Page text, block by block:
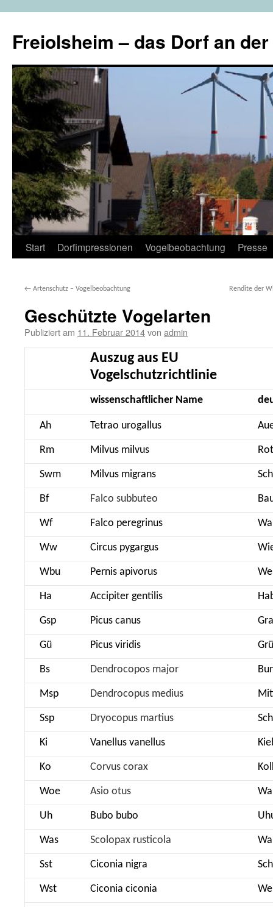
Freiolsheim – das Dorf an
Zum
springen
Start Dorfimpressionen Vogelbeobachtung Presse
← Artenschutz – Vogelbeobachtung Rendite der
Geschützte Vogelarten
Publiziert am 11. Februar 2014von admin
Auszug aus EU
Vogelschutzrichtlinie
wissenschaftlicher Name
Ah Tetrao urogallus
Rm Milvus milvus
Swm Milvus migrans
Bf Falco subbuteo
Wf Falco peregrinus
Ww Circus pygargus
Wbu Pernis apivorus
Ha Accipiter gentilis
Gsp Picus canus
Gü Picus viridis
Bs Dendrocopos major
Msp Dendrocopus medius
Ssp Dryocopus martius
Ki Vanellus vanellus
Ko Corvus corax
Woe Asio otus
Uh Bubo bubo
Was Scolopax rusticola
Sst Ciconia nigra
Wst Ciconia ciconia